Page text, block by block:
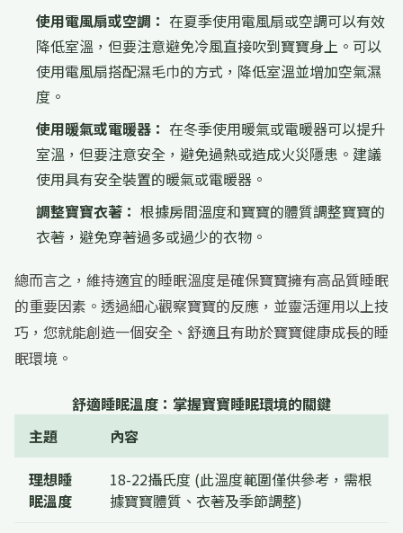
使用電風扇或空調： 在夏季使用電風扇或空調可以有效
降低室溫，但要注意避免冷風直接吹到寶寶身上。可以
使用電風扇搭配濕毛巾的方式，降低室溫並增加空氣濕
度。
使用暖氣或電暖器： 在冬季使用暖氣或電暖器可以提升
室溫，但要注意安全，避免過熱或造成火災隱患。建議
使用具有安全裝置的暖氣或電暖器。
調整寶寶衣著： 根據房間溫度和寶寶的體質調整寶寶的
衣著，避免穿著過多或過少的衣物。
總而言之，維持適宜的睡眠溫度是確保寶寶擁有高品質睡眠
的重要因素。透過細心觀察寶寶的反應，並靈活運用以上技
巧，您就能創造一個安全、舒適且有助於寶寶健康成長的睡
眠環境。
舒適睡眠溫度：掌握寶寶睡眠環境的關鍵
主題
內容
理想睡
眠溫度
18-22攝氏度 (此溫度範圍僅供參考，需根
據寶寶體質、衣著及季節調整)